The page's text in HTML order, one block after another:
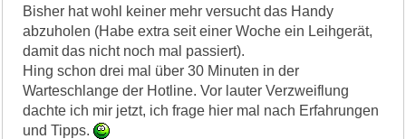
Bisher hat wohl keiner mehr versucht das Handy
abzuholen (Habe extra seit einer Woche ein Leihgerät,
damit das nicht noch mal passiert).
Hing schon drei mal über 30 Minuten in der
Warteschlange der Hotline. Vor lauter Verzweiflung
dachte ich mir jetzt, ich frage hier mal nach Erfahrungen
und Tipps.